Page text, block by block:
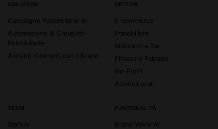
SOLUZIONI
Campagne Pubblicitarie AI
Automazione di Creatività
Pubblicitarie
Annunci Coerenti con il Brand
SETTORI
E-commerce
Immobiliare
Ristoranti e Bar
Fitness e Palestre
No-Profit
Attività Locali
TEAM
Startup
FUNZIONALITÀ
Brand Voice AI